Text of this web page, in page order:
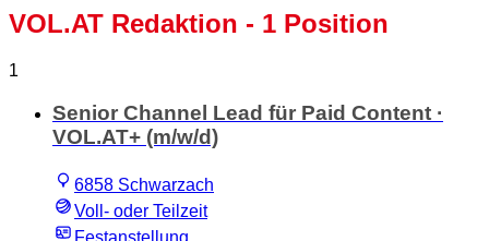
VOL.AT Redaktion - 1 Position
1
Senior Channel Lead für Paid Content ·
VOL.AT+ (m/w/d)
6858 Schwarzach
Voll- oder Teilzeit